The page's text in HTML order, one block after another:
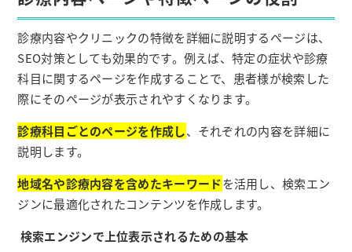
診療内容やクリニックの特徴を詳細に説明するページは、
SEO対策としても効果的です。例えば、特定の症状や診療
科目に関するページを作成することで、患者様が検索した
際にそのページが表示されやすくなります。
診療科目ごとのページを作成し、それぞれの内容を詳細に
説明します。
地域名や診療内容を含めたキーワードを活用し、検索エン
ジンに最適化されたコンテンツを作成します。
検索エンジンで上位表示されるための基本